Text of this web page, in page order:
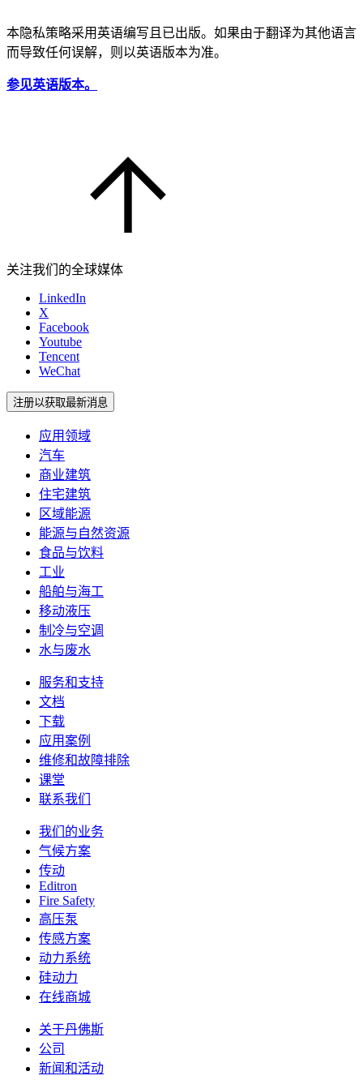
本隐私策略采用英语编写且已出版。如果由于翻译为其他语言
而导致任何误解，则以英语版本为准。
参见英语版本。
关注我们的全球媒体
LinkedIn
X
Facebook
Youtube
Tencent
WeChat
注册以获取最新消息
应用领域
汽车
商业建筑
住宅建筑
区域能源
能源与自然资源
食品与饮料
工业
船舶与海工
移动液压
制冷与空调
水与废水
服务和支持
文档
下载
应用案例
维修和故障排除
课堂
联系我们
我们的业务
气候方案
传动
Editron
Fire Safety
高压泵
传感方案
动力系统
硅动力
在线商城
关于丹佛斯
公司
新闻和活动